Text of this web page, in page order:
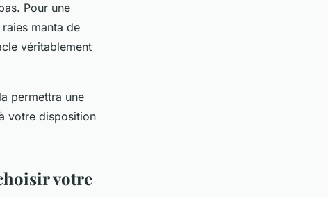
Pour une
manta de
véritablement
permettra une
votre disposition
votre